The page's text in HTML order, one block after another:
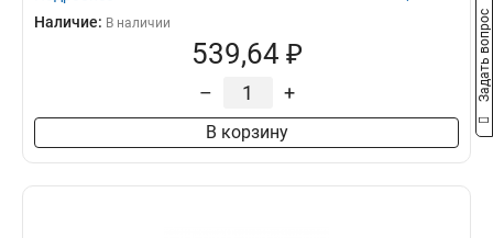
Наличие: В наличии
539,64 ₽
– +
В корзину
Задать вопрос